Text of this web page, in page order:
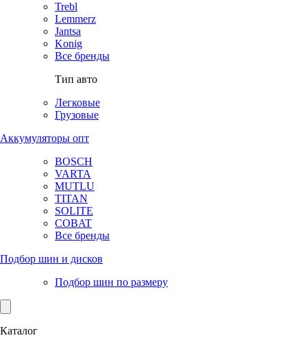
Trebl
Lemmerz
Jantsa
Konig
Все бренды
Тип авто
Легковые
Грузовые
Аккумуляторы опт
BOSCH
VARTA
MUTLU
TITAN
SOLITE
COBAT
Все бренды
Подбор шин и дисков
Подбор шин по размеру
Каталог